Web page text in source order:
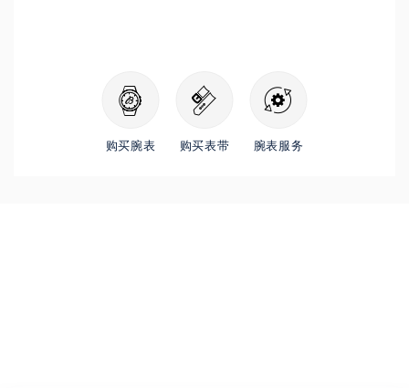
购买腕表 购买表带 腕表服务